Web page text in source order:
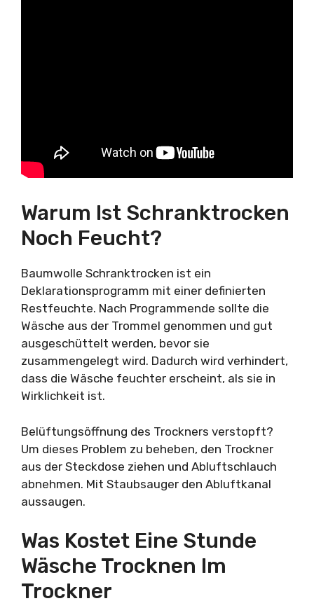
Warum Ist Schranktrocken
Noch Feucht?
Baumwolle Schranktrocken ist ein
Deklarationsprogramm mit einer definierten
Restfeuchte. Nach Programmende sollte die
Wäsche aus der Trommel genommen und gut
ausgeschüttelt werden, bevor sie
zusammengelegt wird. Dadurch wird verhindert,
dass die Wäsche feuchter erscheint, als sie in
Wirklichkeit ist.
Belüftungsöffnung des Trockners verstopft?
Um dieses Problem zu beheben, den Trockner
aus der Steckdose ziehen und Abluftschlauch
abnehmen. Mit Staubsauger den Abluftkanal
aussaugen.
Was Kostet Eine Stunde
Wäsche Trocknen Im
Trockner